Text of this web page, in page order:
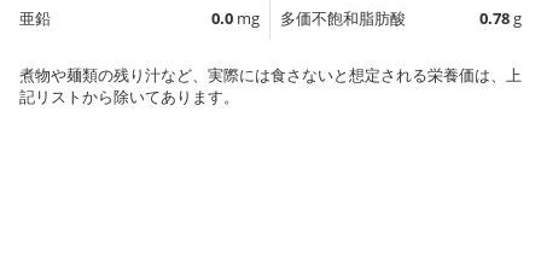
亜鉛
0.0 mg
多価不飽和脂肪酸
0.78g
煮物や麺類の残り汁など、実際には食さないと想定される栄養価は、上
記リストから除いてあります。